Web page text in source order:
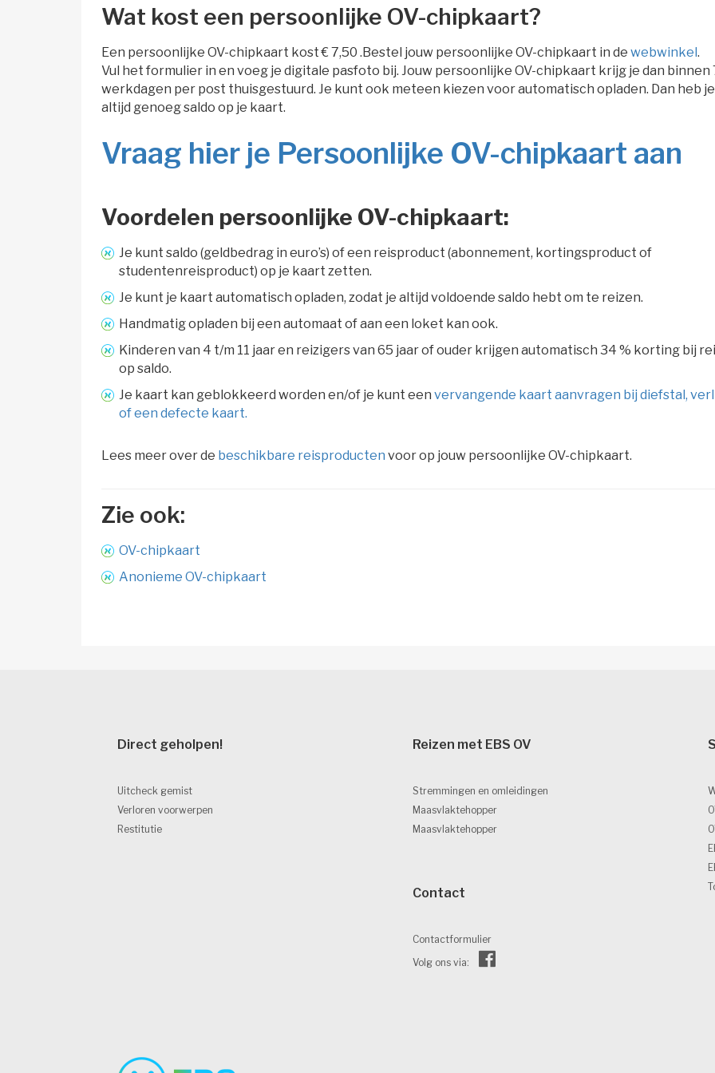
Wat kost een persoonlijke OV-chipkaart?
Een persoonlijke OV-chipkaart kost € 7,50 .Bestel jouw persoonlijke OV-chipkaart in de webwinkel.
Vul het formulier in en voeg je digitale pasfoto bij. Jouw persoonlijke OV-chipkaart krijg je dan binnen
werkdagen per post thuisgestuurd. Je kunt ook meteen kiezen voor automatisch opladen. Dan heb je
altijd genoeg saldo op je kaart.
Vraag hier je Persoonlijke OV-chipkaart aan
Voordelen persoonlijke OV-chipkaart:
Je kunt saldo (geldbedrag in euro’s) of een reisproduct (abonnement, kortingsproduct of
studentenreisproduct) op je kaart zetten.
Je kunt je kaart automatisch opladen, zodat je altijd voldoende saldo hebt om te reizen.
Handmatig opladen bij een automaat of aan een loket kan ook.
Kinderen van 4 t/m 11 jaar en reizigers van 65 jaar of ouder krijgen automatisch 34 % korting bij
op saldo.
Je kaart kan geblokkeerd worden en/of je kunt een vervangende kaart aanvragen bij diefstal,
of een defecte kaart.
Lees meer over de beschikbare reisproducten voor op jouw persoonlijke OV-chipkaart.
Zie ook:
OV-chipkaart
Anonieme OV-chipkaart
Direct geholpen!
Uitcheck gemist
Verloren voorwerpen
Restitutie
Reizen met EBS OV
Stremmingen en omleidingen
Maasvlaktehopper
Maasvlaktehopper
Contact
Contactformulier
Volg ons via: